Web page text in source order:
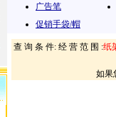
广告笔
促销手袋/帽
查 询 条 件: 经 营 范 围 :纸
如果